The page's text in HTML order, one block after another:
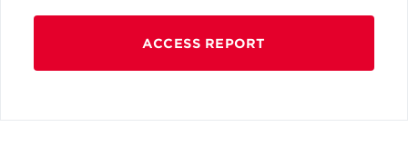
ACCESS REPORT